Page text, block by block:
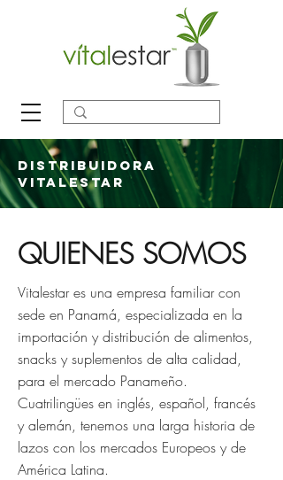
Distribuidora
Vitalestar
QUIENES SOMOS
Vitalestar es una empresa familiar con
sede en Panamá, especializada en la
importación y distribución de alimentos,
snacks y suplementos de alta calidad,
para el mercado Panameño.
Cuatrilingües en inglés, español, francés
y alemán, tenemos una larga historia de
lazos con los mercados Europeos y de
América Latina.